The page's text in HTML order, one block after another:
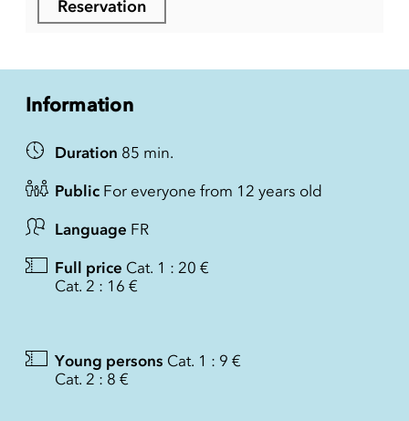
Reservation
Information
Duration 85 min.
Public For everyone from 12 years old
Language FR
Full price Cat. 1 : 20 €
Cat. 2 : 16 €
Young persons Cat. 1 : 9 €
Cat. 2 : 8 €